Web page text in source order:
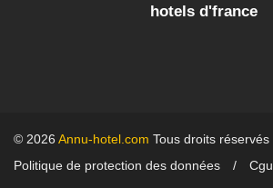
hotels d'france
© 2026 Annu-hotel.com Tous droits réservés
Politique de protection des données
Cgu